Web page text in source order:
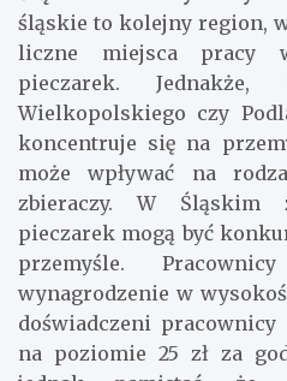
Śląskie: Przemysłowy
śląskie to kolejny region,
liczne miejsca pracy
pieczarek.
Wielkopolskiego czy
koncentruje się na
może wpływać na
zbieraczy. W Śląskim
pieczarek mogą być
przemyśle.
wynagrodzenie w
doświadczeni pracownicy